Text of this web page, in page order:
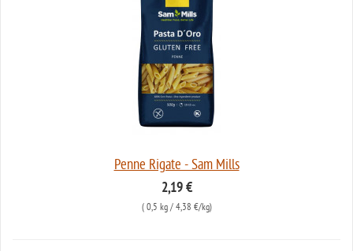
Penne Rigate - Sam Mills
2,19 €
( 0,5 kg/ 4,38 €/kg)